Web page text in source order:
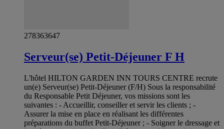
278363647
Serveur(se) Petit-Déjeuner F H
L'hôtel HILTON GARDEN INN TOURS CENTRE recrute
un(e) Serveur(se) Petit-Déjeuner (F/H) Sous la responsabilité
du Responsable Petit Déjeuner, vos missions sont les
suivantes : - Accueillir, conseiller et servir les clients ; -
Assurer la mise en place en réalisant les différentes
préparations du buffet Petit-Déjeuner ; - Soigner le dressage et